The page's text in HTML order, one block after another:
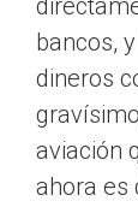
bancos,
dineros
aviación
ahora es